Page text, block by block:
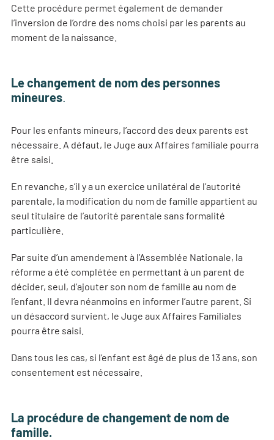
Cette procédure permet également de demander
l’inversion de l’ordre des noms choisi par les parents au
moment de la naissance.
Le changement de nom des personnes
mineures.
Pour les enfants mineurs, l’accord des deux parents est
nécessaire. A défaut, le Juge aux Affaires familiale pourra
être saisi.
En revanche, s’il y a un exercice unilatéral de l’autorité
parentale, la modification du nom de famille appartient au
seul titulaire de l’autorité parentale sans formalité
particulière.
Par suite d’un amendement à l’Assemblée Nationale, la
réforme a été complétée en permettant à un parent de
décider, seul, d’ajouter son nom de famille au nom de
l’enfant. Il devra néanmoins en informer l’autre parent. Si
un désaccord survient, le Juge aux Affaires Familiales
pourra être saisi.
Dans tous les cas, si l’enfant est âgé de plus de 13 ans, son
consentement est nécessaire.
La procédure de changement de nom de
famille.